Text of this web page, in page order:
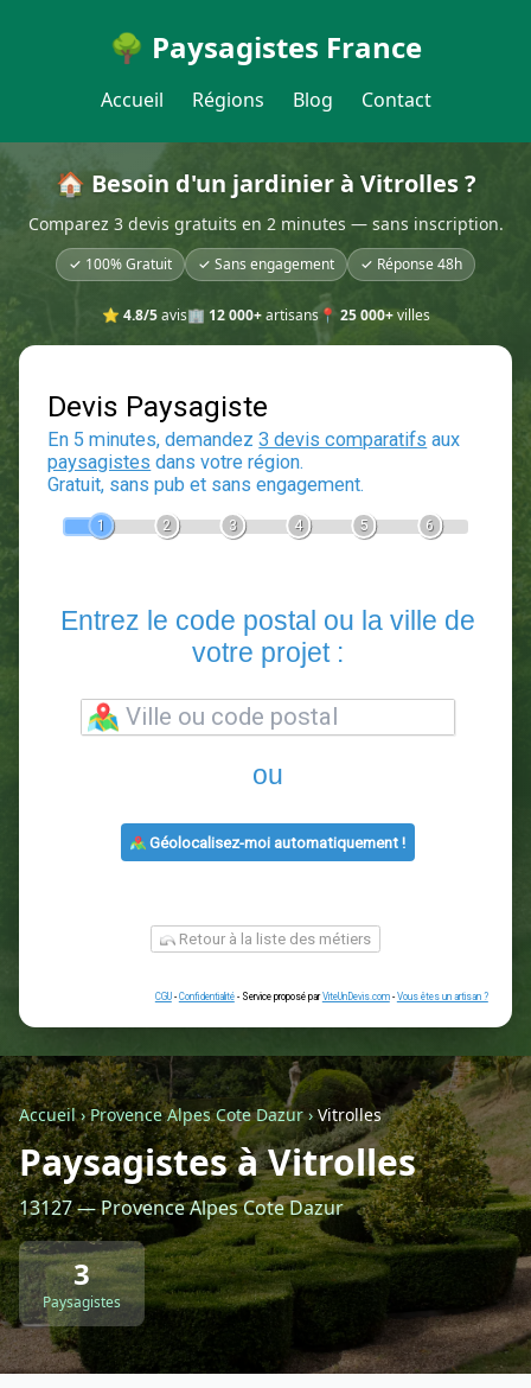
🌳 Paysagistes France
Accueil Régions Blog Contact
🏠 Besoin d'un jardinier à Vitrolles ?
Comparez 3 devis gratuits en 2 minutes — sans inscription.
✓ 100% Gratuit ✓ Sans engagement ✓ Réponse 48h
⭐ 4.8/5avis🏢 12 000+artisans📍 25 000+villes
Devis Paysagiste
En 5 minutes, demandez3 devis comparatifs
votre projet :
ou
Géolocalisez-moi automatiquement !
Retour à la liste des métiers
CGU-Confidentialité - Service proposé parViteUnDevis.com-Vous
Accueil›Provence Alpes Cote Dazur› Vitrolles
Paysagistes à Vitrolles
13127 — Provence Alpes Cote Dazur
3
Paysagistes